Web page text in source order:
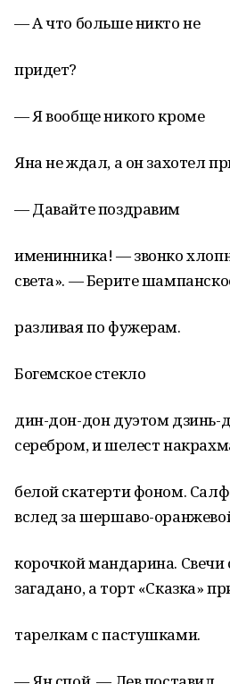
— А что больше никто не
придет?
— Я вообще никого кроме
Яна не ждал, а он захотел
— Давайте поздравим
именинника! — звонко
света». — Берите
разливая по фужерам.
Богемское стекло
дин-дон-дон дуэтом дзинь-
серебром, и шелест
белой скатерти фоном.
вслед за шершаво-
корочкой мандарина. Свечи
загадано, а торт «Сказка»
тарелкам с пастушками.